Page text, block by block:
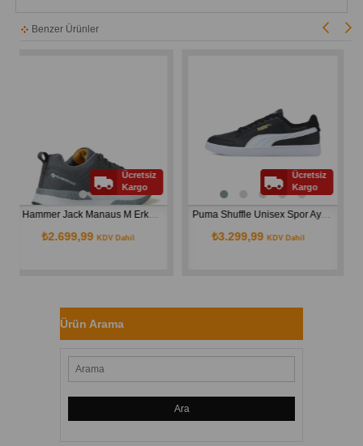
Benzer Ürünler
Hammer Jack Manaus M Erkek Günlük Snekear Ayakkabı
KDV Dahil
Ücretsiz
Kargo
Puma Shuffle Unisex Spor Ayakkabı 309668-04
₺3.299,99KDV Dahil
Ücretsiz
Kargo
Ürün Arama
Ara